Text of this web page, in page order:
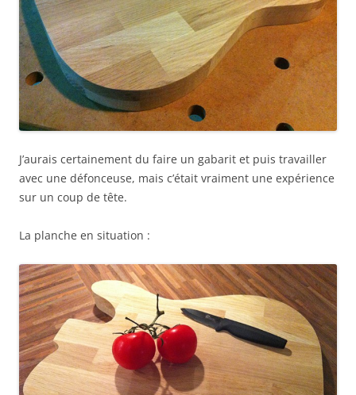
J’aurais certainement du faire un gabarit et puis travailler
avec une défonceuse, mais c’était vraiment une expérience
sur un coup de tête.
La planche en situation :